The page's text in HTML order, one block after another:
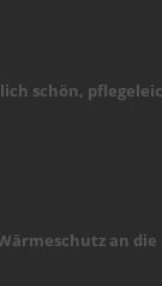
schön,
an